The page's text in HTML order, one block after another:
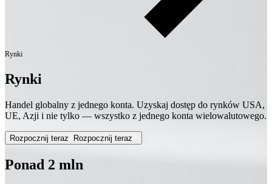
Rynki
Rynki
Handel globalny z jednego konta. Uzyskaj dostęp do rynków USA,
UE, Azji i nie tylko — wszystko z jednego konta wielowalutowego.
Rozpocznij teraz Rozpocznij teraz
Ponad 2 mln